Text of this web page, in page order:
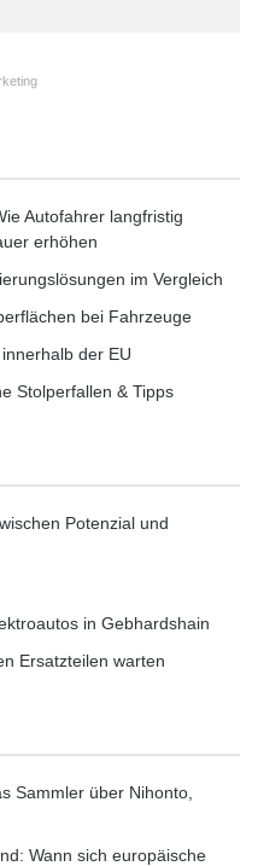
Bedienung per
nun
fernsteuern. Die
wie eine
oder individuelle
24 Stunden im
Schadstoffe
Autofahrer langfristig
erhöhen
im Vergleich
bei Fahrzeuge
der EU
Stolperfallen & Tipps
Potenzial und
in Gebhardshain
Ersatzteilen warten
Sammler über Nihonto,
Wann sich europäische